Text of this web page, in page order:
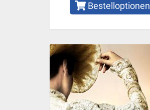
Bestelloptionen